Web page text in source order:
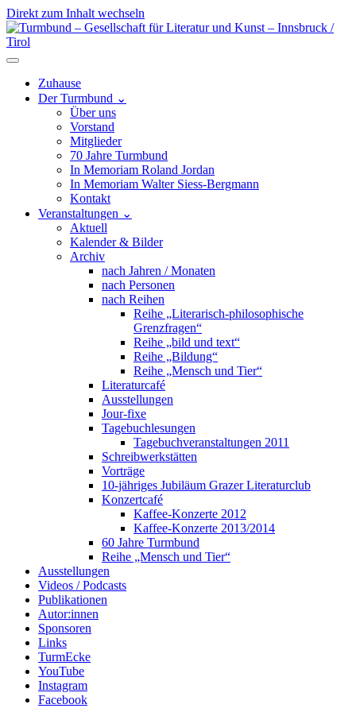
Direkt zum Inhalt wechseln
Hauptnavigation
Zuhause
Der Turmbund ⌄
Über uns
Vorstand
Mitglieder
70 Jahre Turmbund
In Memoriam Roland Jordan
In Memoriam Walter Siess-Bergmann
Kontakt
Veranstaltungen ⌄
Aktuell
Kalender & Bilder
Archiv
nach Jahren / Monaten
nach Personen
nach Reihen
Reihe „Literarisch-philosophische
Grenzfragen“
Reihe „bild und text“
Reihe „Bildung“
Reihe „Mensch und Tier“
Literaturcafé
Ausstellungen
Jour-fixe
Tagebuchlesungen
Tagebuchveranstaltungen 2011
Schreibwerkstätten
Vorträge
10-jähriges Jubiläum Grazer Literaturclub
Konzertcafé
Kaffee-Konzerte 2012
Kaffee-Konzerte 2013/2014
60 Jahre Turmbund
Reihe „Mensch und Tier“
Ausstellungen
Videos / Podcasts
Publikationen
Autor:innen
Sponsoren
Links
TurmEcke
YouTube
Instagram
Facebook